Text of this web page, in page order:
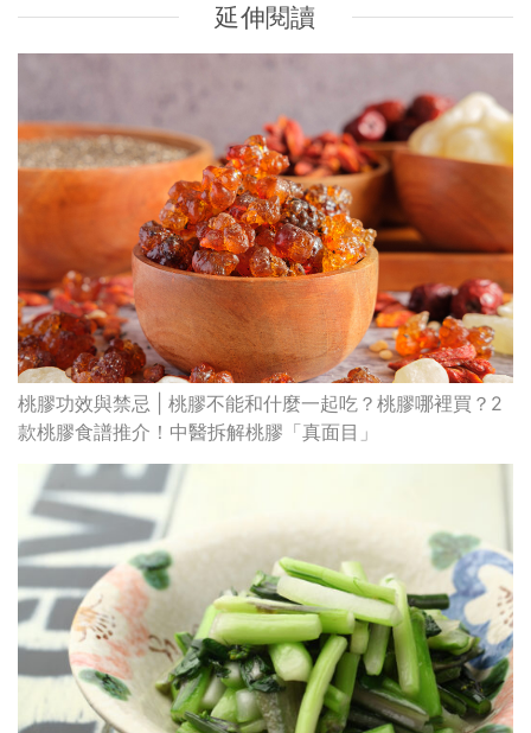
延伸閱讀
桃膠功效與禁忌 | 桃膠不能和什麼一起吃？桃膠哪裡買？2
款桃膠食譜推介！中醫拆解桃膠「真面目」